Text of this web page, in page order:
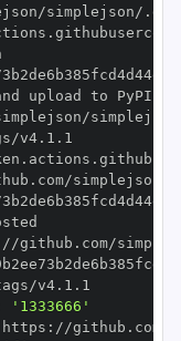
simplejson/
simplejson/
'1333666'
https :